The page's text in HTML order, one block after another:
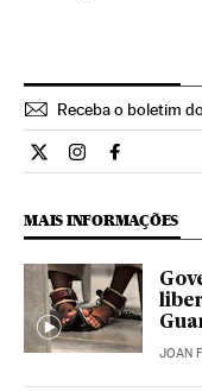
Receba o boletim
Opiniao El País
Opiniao El País
Opiniao El
MAIS INFORMAÇÕES
JOAN